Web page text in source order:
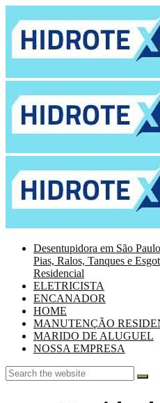
Desentupidora em São
Pias, Ralos, Tanques e
Residencial
ELETRICISTA
ENCANADOR
HOME
MANUTENÇÃO
MARIDO DE ALUGUEL
NOSSA EMPRESA